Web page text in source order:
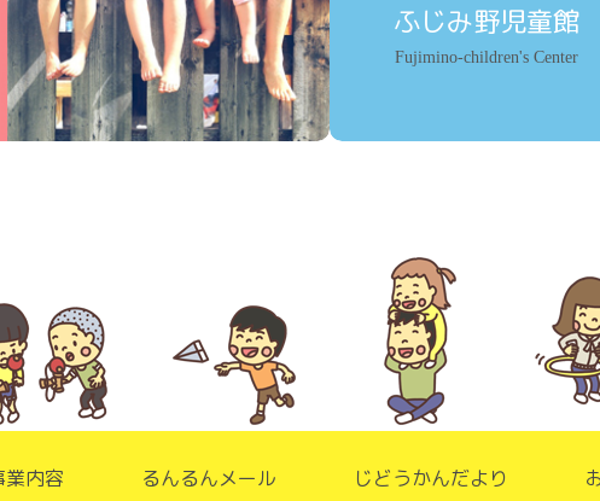
ふじみ野児童館
Fujimino-children's Center
業内容 るんるんメール じどうかんだより